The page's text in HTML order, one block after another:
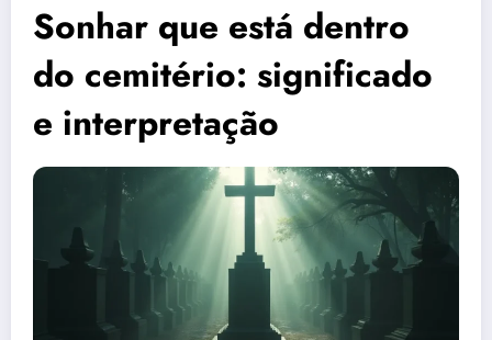
Sonhar que está dentro
do cemitério: significado
e interpretação